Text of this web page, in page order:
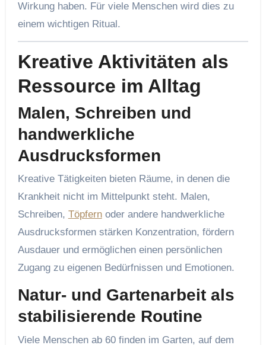
Wirkung haben. Für viele Menschen wird dies zu
einem wichtigen Ritual.
Kreative Aktivitäten als
Ressource im Alltag
Malen, Schreiben und
handwerkliche
Ausdrucksformen
Kreative Tätigkeiten bieten Räume, in denen die
Krankheit nicht im Mittelpunkt steht. Malen,
Schreiben, Töpfernoder andere handwerkliche
Ausdrucksformen stärken Konzentration, fördern
Ausdauer und ermöglichen einen persönlichen
Zugang zu eigenen Bedürfnissen und Emotionen.
Natur- und Gartenarbeit als
stabilisierende Routine
Viele Menschen ab 60 finden im Garten, auf dem